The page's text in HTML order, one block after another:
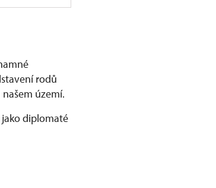
rodů
území.
diplomaté